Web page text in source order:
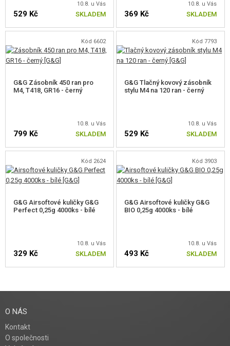
10.8. u Vás
529 Kč SKLADEM
10.8. u Vás
369 Kč SKLADEM
Kód 6602
G&G Zásobník 450 ran pro
M4, T418, GR16 - černý
10.8. u Vás
799 Kč SKLADEM
Kód 7793
G&G Tlačný kovový zásobník
stylu M4 na 120 ran - černý
10.8. u Vás
529 Kč SKLADEM
Kód 2624
G&G Airsoftové kuličky G&G
Perfect 0,25g 4000ks - bílé
10.8. u Vás
329 Kč SKLADEM
Kód 3903
G&G Airsoftové kuličky G&G
BIO 0,25g 4000ks - bílé
10.8. u Vás
493 Kč SKLADEM
O NÁS
Kontakt
O společnosti